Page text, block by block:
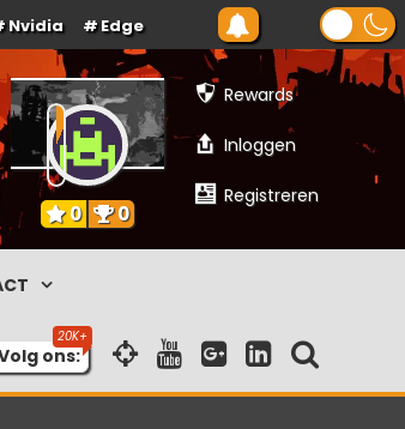
Nvidia Edge
Rewards
Inloggen
Registreren
0 0
ons: